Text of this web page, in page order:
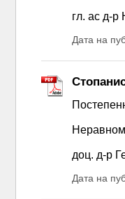
гл. ас д-р
Дата на
доц. д-р
Дата на